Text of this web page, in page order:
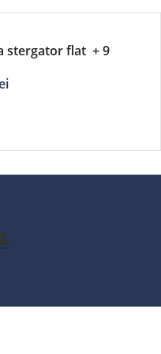
stergator flat + 9